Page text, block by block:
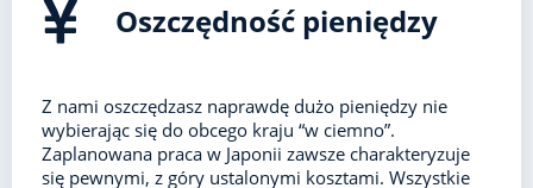
Oszczędność pieniędzy
Z nami oszczędzasz naprawdę dużo pieniędzy nie
wybierając się do obcego kraju “w ciemno”.
Zaplanowana praca w Japonii zawsze charakteryzuje
się pewnymi, z góry ustalonymi kosztami. Wszystkie